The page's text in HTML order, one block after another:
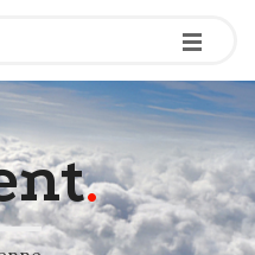
-
-
-
.